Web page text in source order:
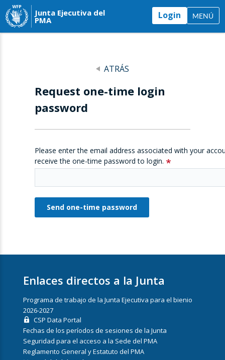
Junta Ejecutiva del
PMA Login MENÚ
ATRÁS
Request one-time login
password
Please enter the email address associated with your
receive the one-time password to login.
Enlaces directos a la Junta
Programa de trabajo de la Junta Ejecutiva para el bienio
2026-2027
CSP Data Portal
Fechas de los períodos de sesiones de la Junta
Seguridad para el acceso a la Sede del PMA
Reglamento General y Estatuto del PMA